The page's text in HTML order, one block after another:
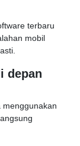
terbaru
mobil
depan
menggunakan